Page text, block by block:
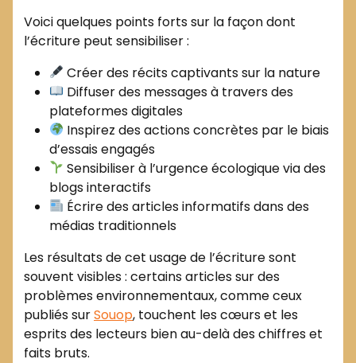
Voici quelques points forts sur la façon dont
l’écriture peut sensibiliser :
Créer des récits captivants sur la nature
Diffuser des messages à travers des
plateformes digitales
Inspirez des actions concrètes par le biais
d’essais engagés
Sensibiliser à l’urgence écologique via des
blogs interactifs
Écrire des articles informatifs dans des
médias traditionnels
Les résultats de cet usage de l’écriture sont
souvent visibles : certains articles sur des
problèmes environnementaux, comme ceux
publiés surSouop, touchent les cœurs et les
esprits des lecteurs bien au-delà des chiffres et
faits bruts.